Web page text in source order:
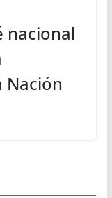
nacional
Nación